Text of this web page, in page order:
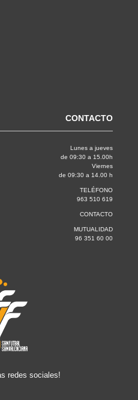
CONTACTO
Lunes a jueves
de 09:30 a 15.00h
Viernes
de 09:30 a 14.00 h
TELÉFONO
963 510 619
CONTACTO
MUTUALIDAD
96 351 60 00
redes sociales!